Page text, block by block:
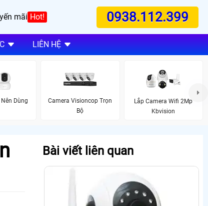
mãi Hot! 0938.112.399
LIÊN HỆ
Dùng
Camera Visioncop Trọn
Bộ
Lắp Camera Wifi 2Mp
Kbvision
Bài viết liên quan